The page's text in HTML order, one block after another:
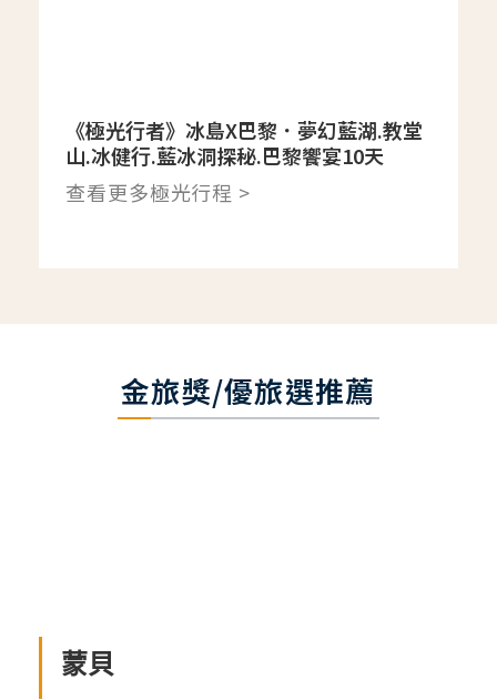
《極光行者》冰島X巴黎．夢幻藍湖.教堂
山.冰健行.藍冰洞探秘.巴黎饗宴10天
查看更多極光行程 >
金旅獎/優旅選推薦
蒙貝